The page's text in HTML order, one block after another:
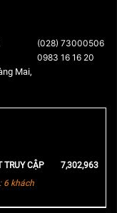
Mai,
(028) 73000506
0983 16 16 20
TRUY CẬP
7,302,963
6 khách